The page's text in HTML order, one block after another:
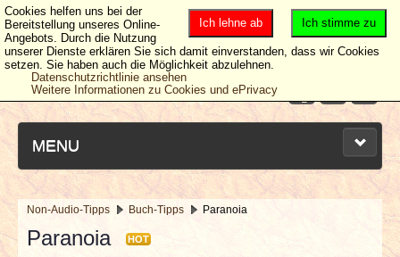
MENU
NEUESTE ARTIKEL
Non-Audio-Tipps Buch-Tipps Paranoia
Paranoia HOT
Ich stimme zu
Ich lehne ab
Cookies helfen uns bei der
Bereitstellung unseres Online-
Angebots. Durch die Nutzung
unserer Dienste erklären Sie sich damit einverstanden, dass wir Cookies
setzen. Sie haben auch die Möglichkeit abzulehnen.
Datenschutzrichtlinie ansehen
Weitere Informationen zu Cookies und ePrivacy